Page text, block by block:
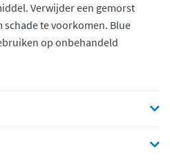
Verwijder een gemorst
te voorkomen. Blue
op onbehandeld